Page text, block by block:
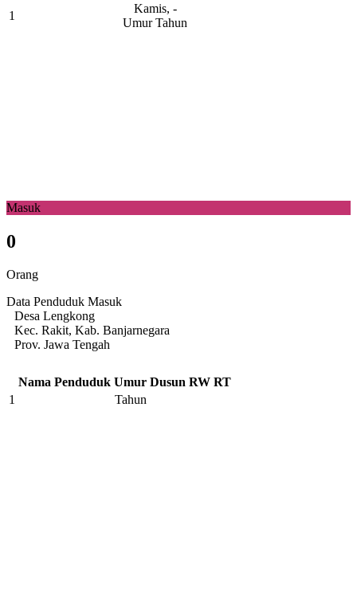
1
Kamis, -
Umur Tahun
Masuk
0
Orang
Data Penduduk Masuk
Desa Lengkong
Kec. Rakit, Kab. Banjarnegara
Prov. Jawa Tengah
Nama Penduduk Umur Dusun RW RT
1
Tahun